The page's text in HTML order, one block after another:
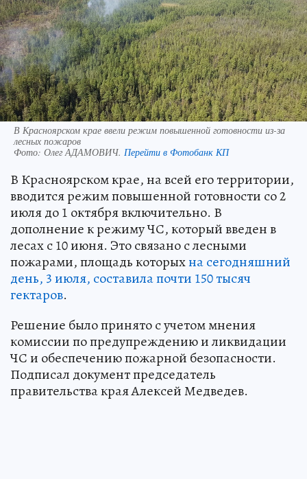
В Красноярском крае ввели режим повышенной готовности из-за
лесных пожаров
Фото: Олег АДАМОВИЧ. Перейти в Фотобанк КП
В Красноярском крае, на всей его территории,
вводится режим повышенной готовности со 2
июля до 1 октября включительно. В
дополнение к режиму ЧС, который введен в
лесах с 10 июня. Это связано с лесными
пожарами, площадь которыхна сегодняшний
день, 3 июля, составила почти 150 тысяч
гектаров.
Решение было принято с учетом мнения
комиссии по предупреждению и ликвидации
ЧС и обеспечению пожарной безопасности.
Подписал документ председатель
правительства края Алексей Медведев.